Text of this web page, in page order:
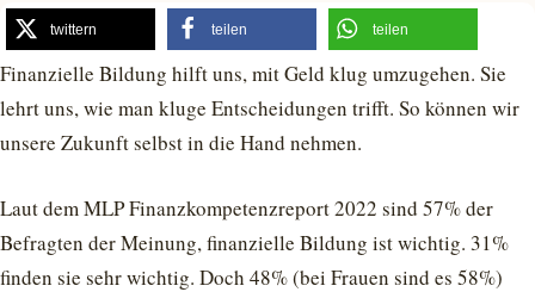
twittern teilen teilen
Finanzielle Bildung hilft uns, mit Geld klug umzugehen. Sie
lehrt uns, wie man kluge Entscheidungen trifft. So können wir
unsere Zukunft selbst in die Hand nehmen.
Laut dem MLP Finanzkompetenzreport 2022 sind 57% der
Befragten der Meinung, finanzielle Bildung ist wichtig. 31%
finden sie sehr wichtig. Doch 48% (bei Frauen sind es 58%)